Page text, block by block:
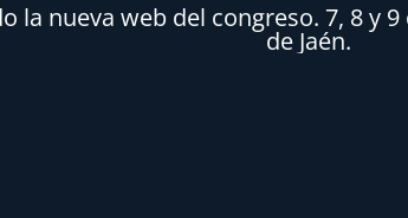
la nueva web del congreso. 7, 8 y
de Jaén.